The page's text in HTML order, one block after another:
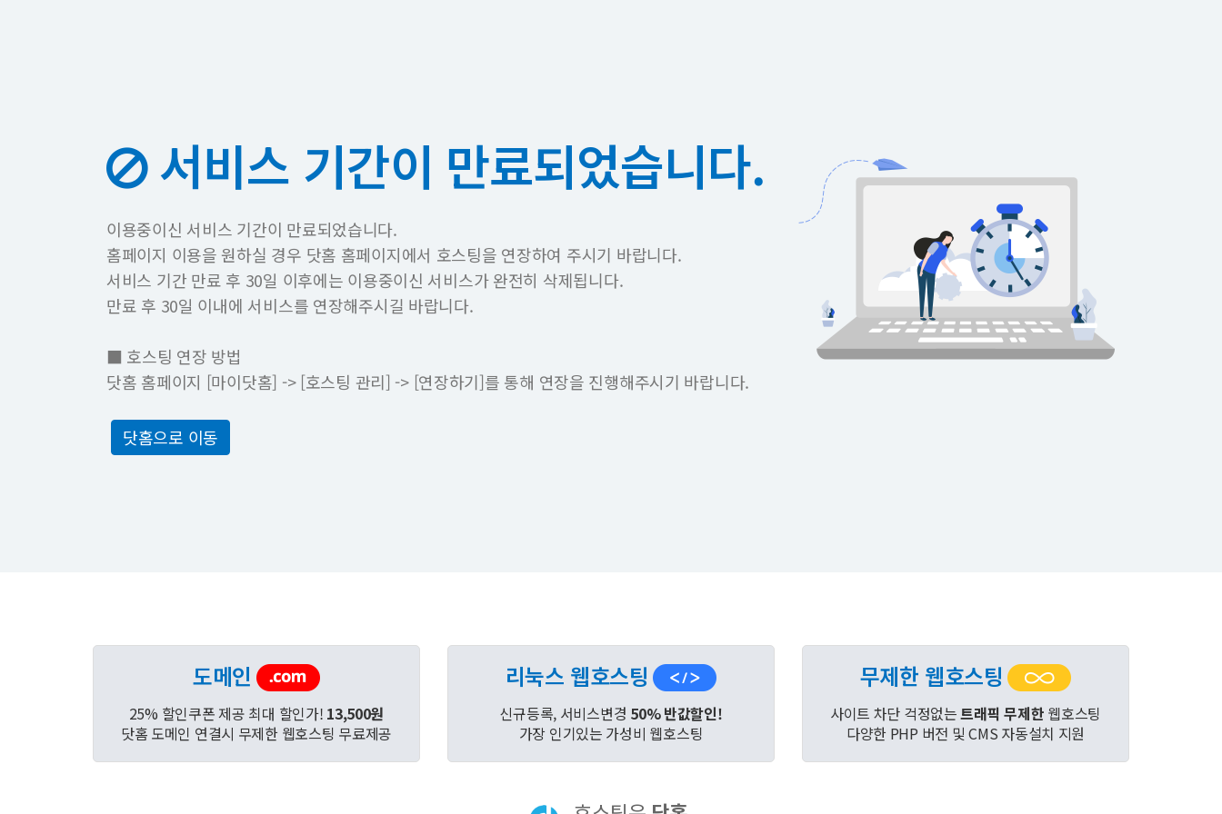
서비스 기간이 만료되었습니다.
이용중이신 서비스 기간이 만료되었습니다.
홈페이지 이용을 원하실 경우 닷홈 홈페이지에서 호스팅을 연장하여 주시기 바랍니다.
서비스 기간 만료 후 30일 이후에는 이용중이신 서비스가 완전히 삭제됩니다.
만료 후 30일 이내에 서비스를 연장해주시길 바랍니다.
■ 호스팅 연장 방법
닷홈 홈페이지 [마이닷홈] -> [호스팅 관리] -> [연장하기]를 통해 연장을 진행해주시기 바랍니다.
닷홈으로 이동
도메인
25% 할인쿠폰 제공 최대 할인가! 13,500원
닷홈 도메인 연결시 무제한 웹호스팅 무료제공
리눅스 웹호스팅
신규등록, 서비스변경 50% 반값할인!
가장 인기있는 가성비 웹호스팅
무제한 웹호스팅
사이트 차단 걱정없는트래픽 무제한 웹호스팅
다양한 PHP 버전 및 CMS 자동설치 지원